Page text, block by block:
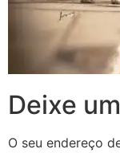
Deixe
O seu endereço